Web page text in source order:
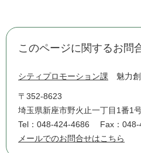
このページに関するお問
シティプロモーション課 魅力
〒352-8623
埼玉県新座市野火止一丁目1番1
Tel：048-424-4686
Fax：
メールでのお問合せはこちら